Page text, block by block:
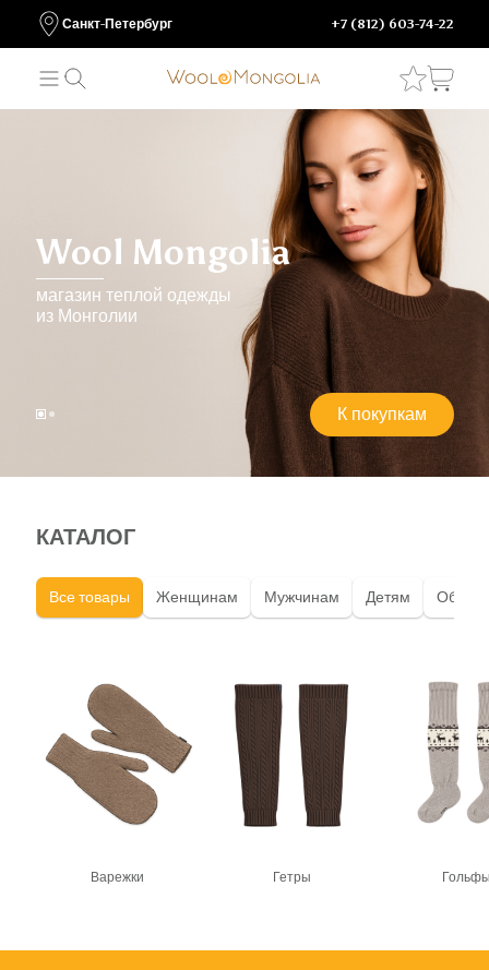
Санкт-Петербург +7 (812) 603-74-22
Wool Mongolia
магазин теплой одежды
из Монголии
К покупкам
КАТАЛОГ
Все товары Женщинам Мужчинам Детям Обувь
Варежки Гетры